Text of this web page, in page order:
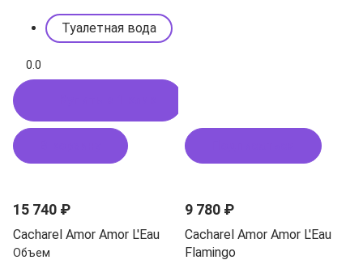
Туалетная вода
0.0
15 740 ₽
Cacharel Amor Amor L'Eau
Объем
9 780 ₽
Cacharel Amor Amor L'Eau
Flamingo